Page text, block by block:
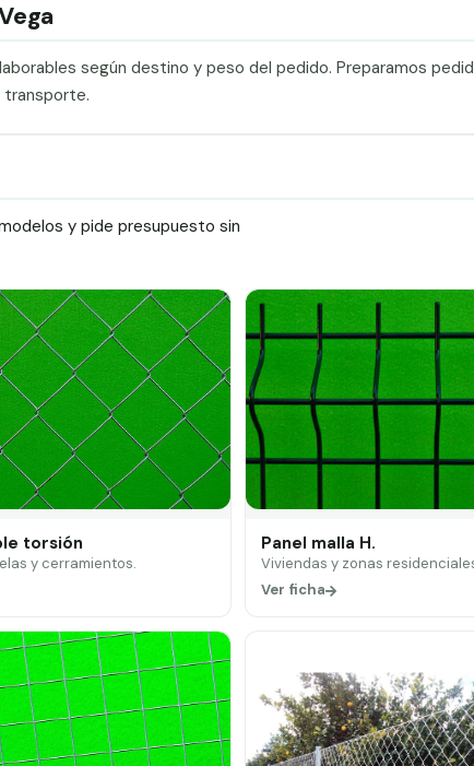
según destino y peso del pedido. Preparamos
transporte.
y pide presupuesto sin
torsión
y cerramientos.
Panel malla H.
Viviendas y zonas
Ver ficha